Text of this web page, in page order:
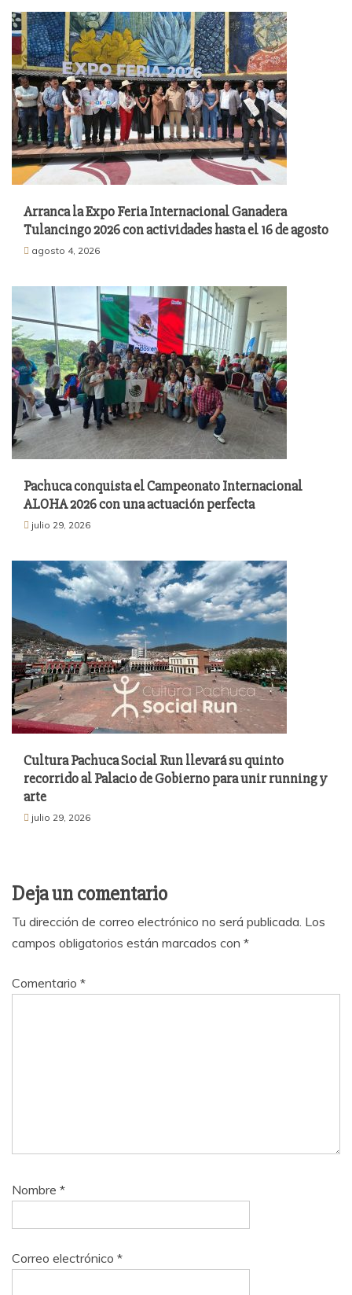
Arranca la Expo Feria Internacional Ganadera
Tulancingo 2026 con actividades hasta el 16 de agosto
agosto 4, 2026
Pachuca conquista el Campeonato Internacional
ALOHA 2026 con una actuación perfecta
julio 29, 2026
Cultura Pachuca Social Run llevará su quinto
recorrido al Palacio de Gobierno para unir running y
arte
julio 29, 2026
Deja un comentario
Tu dirección de correo electrónico no será publicada. Los
campos obligatorios están marcados con *
Comentario *
Nombre *
Correo electrónico *